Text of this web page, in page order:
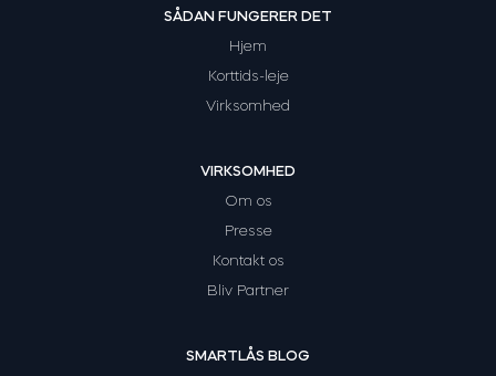
SÅDAN FUNGERER DET
Hjem
Korttids-leje
Virksomhed
VIRKSOMHED
Om os
Presse
Kontakt os
Bliv Partner
SMARTLÅS BLOG